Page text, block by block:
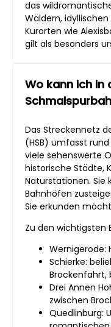
das
Wäldern,
Kurorten wie
gilt als besonders
Wo kann ich in
Das Streckennetz
(HSB) umfasst
viele sehenswerte
historische Städte,
Naturstationen. Sie
Bahnhöfen
Sie erkunden
Zu den wichtigsten
Wernigerode:
Schierke:
Brockenfahrt,
Drei Annen
zwischen
Quedlinburg: